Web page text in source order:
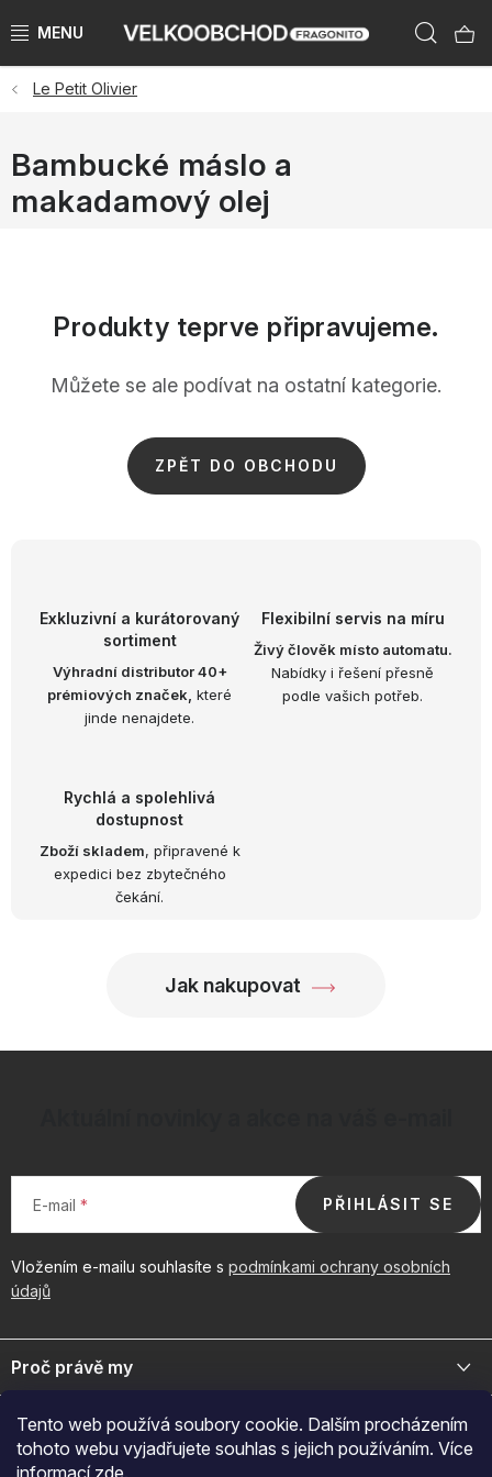
Tento web používá soubory cookie. Dalším procházením
tohoto webu vyjadřujete souhlas s jejich používáním. Více
informací zde
na
NAŠE ZNAČKY
PŘEDPRODEJ VÁNOCE 2026
NOVINKY 2026
ZNAČKY PODLE ZEMÍ
VÝPRODEJ SKLADU AŽ -50 %
OBLÍBENÉ KOLEKCE
PODLE TYPU PROVOZU
Jak nakupovat Kontakty O nás
Le Petit Olivier
Bambucké máslo a
makadamový olej
Produkty teprve připravujeme.
Můžete se ale podívat na ostatní kategorie.
ZPĚT DO OBCHODU
Exkluzivní a kurátorovaný
sortiment
Výhradní distributor 40+
prémiových značek, které
jinde nenajdete.
Flexibilní servis na míru
Živý člověk místo automatu.
Nabídky i řešení přesně
podle vašich potřeb.
Rychlá a spolehlivá
dostupnost
Zboží skladem, připravené k
expedici bez zbytečného
čekání.
Jak nakupovat
E-mail
Vložením e-mailu souhlasíte s podmínkami ochrany osobních
údajů
PŘIHLÁSIT SE
á
pProč právě my
byznys. Spojte se s námi pro exkluzivní velkoobchodní nabídky.
Důležité odkazy
Naš značky